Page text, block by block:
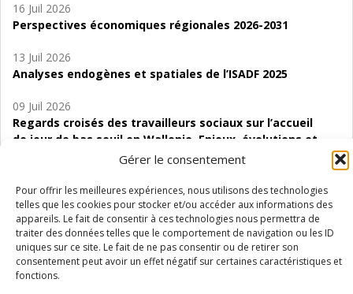
Gérer le consentement
Pour offrir les meilleures expériences, nous utilisons des technologies
telles que les cookies pour stocker et/ou accéder aux informations des
appareils. Le fait de consentir à ces technologies nous permettra de
traiter des données telles que le comportement de navigation ou les ID
uniques sur ce site. Le fait de ne pas consentir ou de retirer son
consentement peut avoir un effet négatif sur certaines caractéristiques et
fonctions.
16 Juil 2026
Perspectives économiques régionales 2026-2031
13 Juil 2026
Analyses endogènes et spatiales de l’ISADF 2025
09 Juil 2026
Regards croisés des travailleurs sociaux sur l’accueil
de jour de bas seuil en Wallonie. Enjeux, évolutions et
06 Juil 2026
Étude d’évaluabilité des Structures
d’accompagnement à l’autocréation d’emploi (SAACE)
01 Juil 2026
Pénurie du personnel infirmier :quels indicateurs